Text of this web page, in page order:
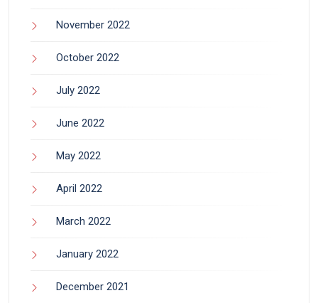
November 2022
October 2022
July 2022
June 2022
May 2022
April 2022
March 2022
January 2022
December 2021